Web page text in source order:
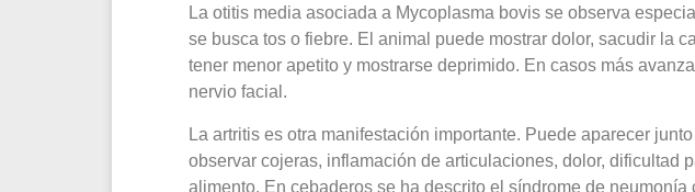
La otitis media asociada a Mycoplasma bovis se observa
se busca tos o fiebre. El animal puede mostrar dolor, sacudir la
tener menor apetito y mostrarse deprimido. En casos más
nervio facial.
La artritis es otra manifestación importante. Puede aparecer
observar cojeras, inflamación de articulaciones, dolor, dificultad
alimento. En cebaderos se ha descrito el síndrome de